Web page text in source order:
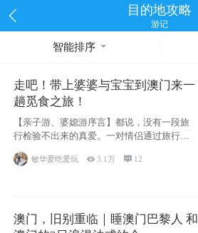
目的地攻略
游记
智能排序
走吧！带上婆婆与宝宝到澳门来一
趟觅食之旅！
【亲子游、婆媳游序言】都说，没有一段旅
行检验不出来的真爱。一对情侣通过旅行的
相处能够
敏华爱吃爱玩  3.1万  12
澳门，旧别重临｜睡澳门巴黎人 和